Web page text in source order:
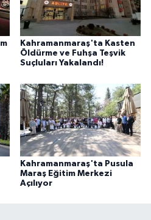
Kahramanmaraş'ta Kasten
Öldürme ve Fuhşa Teşvik
Suçluları Yakalandı!
Kahramanmaraş'ta Pusula
Maraş Eğitim Merkezi
Açılıyor